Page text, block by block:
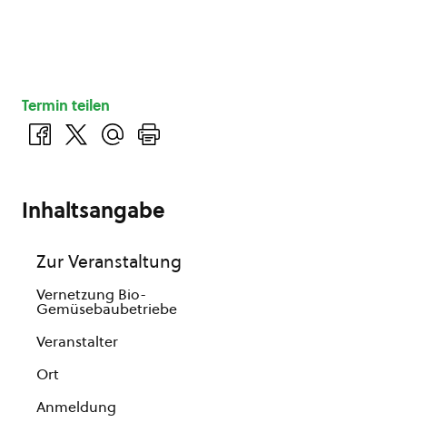
Termin teilen
Inhaltsangabe
Zur Veranstaltung
Vernetzung Bio-
Gemüsebaubetriebe
Veranstalter
Ort
Anmeldung